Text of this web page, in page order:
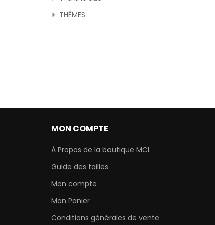
THÈMES
MON COMPTE
À Propos de la boutique MCL
Guide des tailles
Mon compte
Mon Panier
Conditions générales de vente